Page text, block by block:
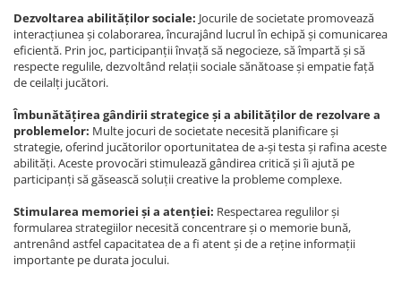
Dezvoltarea abilităților sociale: Jocurile de societate promovează
interacțiunea și colaborarea, încurajând lucrul în echipă și comunicarea
eficientă. Prin joc, participanții învață să negocieze, să împartă și să
respecte regulile, dezvoltând relații sociale sănătoase și empatie față
de ceilalți jucători.
Îmbunătățirea gândirii strategice și a abilităților de rezolvare a
problemelor: Multe jocuri de societate necesită planificare și
strategie, oferind jucătorilor oportunitatea de a-și testa și rafina aceste
abilități. Aceste provocări stimulează gândirea critică și îi ajută pe
participanți să găsească soluții creative la probleme complexe.
Stimularea memoriei și a atenției: Respectarea regulilor și
formularea strategiilor necesită concentrare și o memorie bună,
antrenând astfel capacitatea de a fi atent și de a reține informații
importante pe durata jocului.